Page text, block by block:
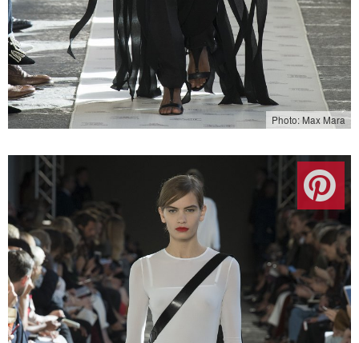
Photo: Max Mara